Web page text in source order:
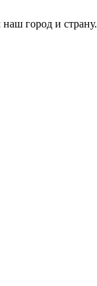
город и страну.